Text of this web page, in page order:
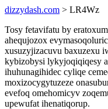
dizzydash.com > LR4Wz
Tosy fetavifatu by
ahequjozox
xusuzyjizacuvu baxuzexu
kybizobysi lykyjoqiqiqesy
ihuhunagihidec cyliqe
moxizocygytuzeze
evefoq omehomicyv
upewufat ihenatiqorup.